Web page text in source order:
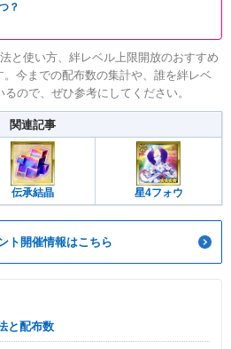
？
と使い方、絆レベル上限開放のおすすめ
今までの配布数の集計や、誰を絆レベ
ので、ぜひ参考にしてください。
関連記事
伝承結晶 星4フォウ
ト開催情報はこちら
と配布数